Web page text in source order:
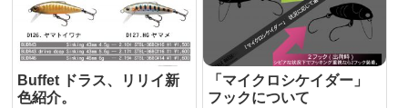
Buffet ドラス、リリイ新
色紹介。
「マイクロシケイダー」
フックについて